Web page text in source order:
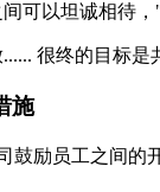
可以坦诚相待
很终的目标
施
鼓励员工之间的